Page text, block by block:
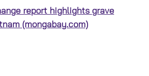
report highlights grave
(mongabay.com)